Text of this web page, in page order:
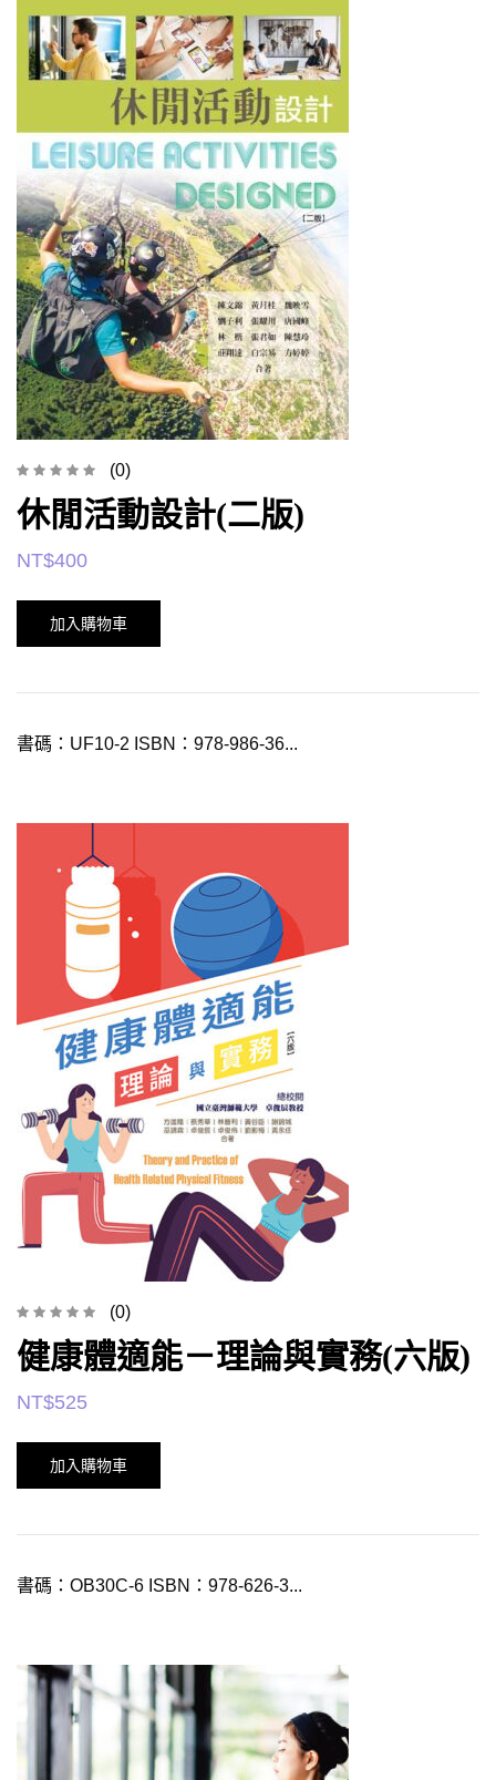
(0)
休閒活動設計(二版)
NT$400
加入購物車
書碼：UF10-2 ISBN：978-986-36...
(0)
健康體適能－理論與實務(六版)
NT$525
加入購物車
書碼：OB30C-6 ISBN：978-626-3...